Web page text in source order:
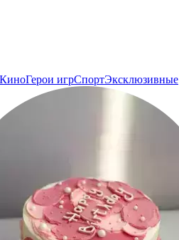
Герои игрСпортЭксклюзивные